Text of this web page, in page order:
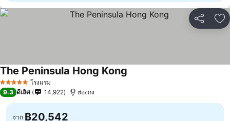
แชร์ เ
5 ดาว โรงแรม
The Peninsula Hong Kong
9.3 ดีเลิศ 14,922 ฮ่องกง
จาก ฿20,542